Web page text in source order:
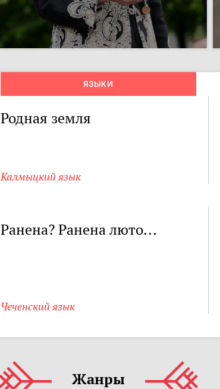
ЯЗЫКИ
Родная земля
Калмыцкий язык
Ранена? Ранена люто...
Чеченский язык
Жанры